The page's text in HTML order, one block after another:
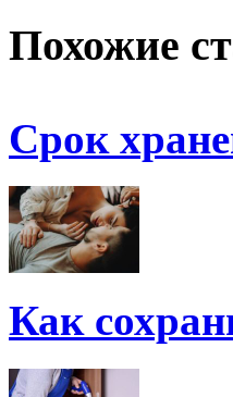
Похожие
Срок
Как